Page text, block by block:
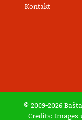
Kontakt
© 2009-2026
Credits: